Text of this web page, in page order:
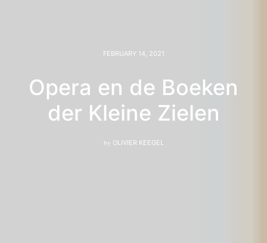
FEBRUARY 14, 2021
Opera en de Boeken
der Kleine Zielen
by OLIVIER KEEGEL